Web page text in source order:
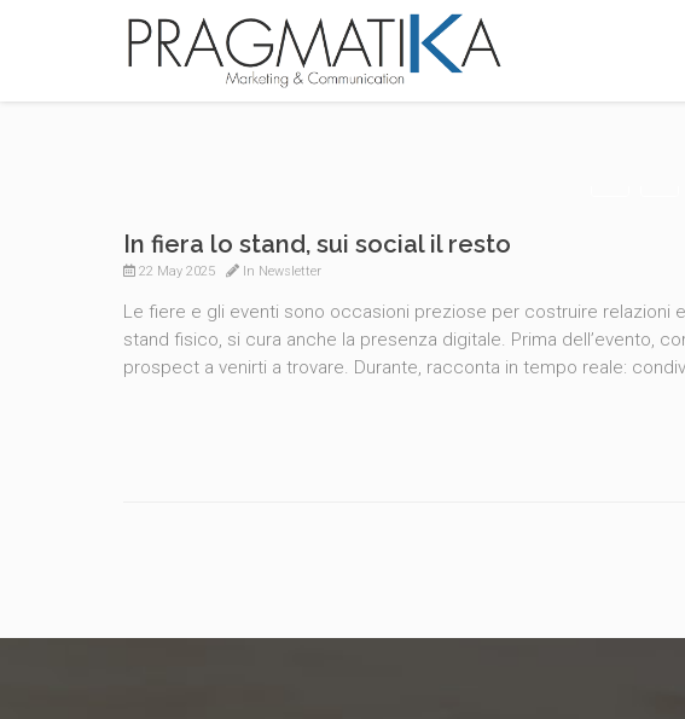
In fiera lo stand, sui social il resto
22 May 2025 In Newsletter
Le fiere e gli eventi sono occasioni preziose per costruire relazioni
stand fisico, si cura anche la presenza digitale. Prima dell’evento,
prospect a venirti a trovare. Durante, racconta in tempo reale: